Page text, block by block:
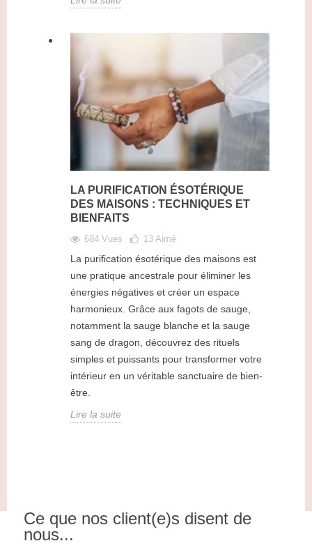
LA PURIFICATION ÉSOTÉRIQUE
DES MAISONS : TECHNIQUES ET
BIENFAITS
684 Vues 13 Aimé
La purification ésotérique des maisons est
une pratique ancestrale pour éliminer les
énergies négatives et créer un espace
harmonieux. Grâce aux fagots de sauge,
notamment la sauge blanche et la sauge
sang de dragon, découvrez des rituels
simples et puissants pour transformer votre
intérieur en un véritable sanctuaire de bien-
être.
Lire la suite
Ce que nos client(e)s disent de
nous...